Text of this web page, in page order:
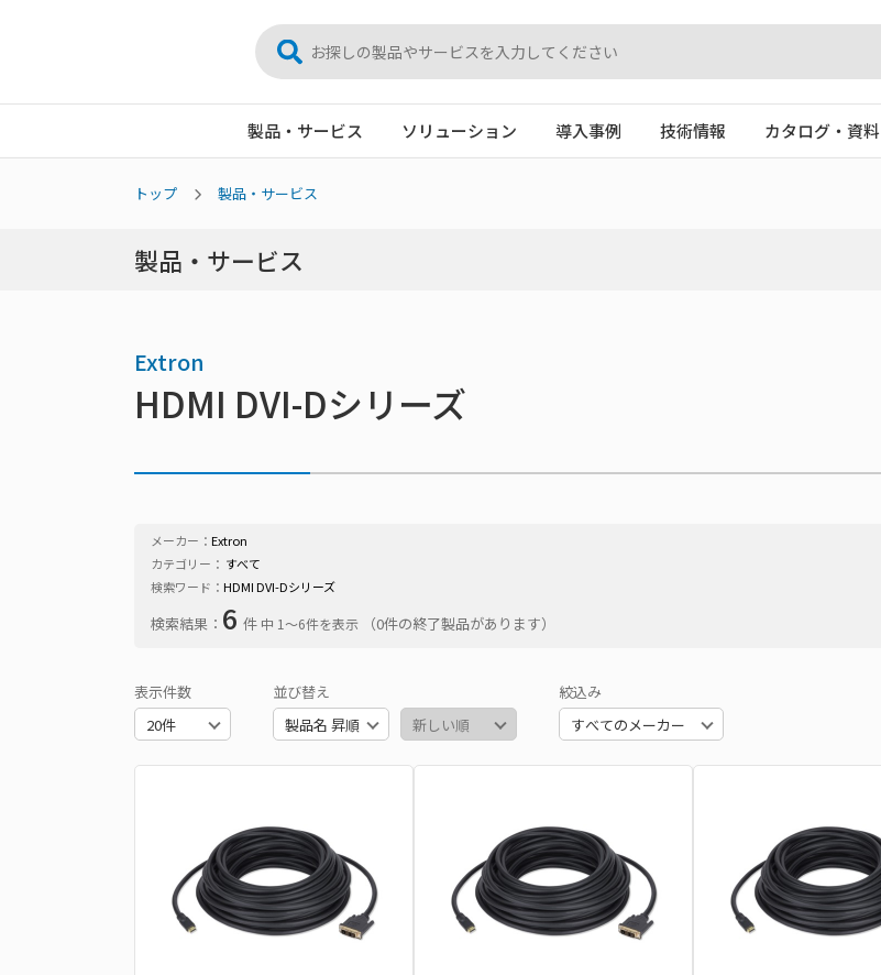
製品・サービス ソリューション 導入事例 技術情報 カタログ・資料
トップ 製品・サービス
製品・サービス
Extron
HDMI DVI-Dシリーズ
メーカー： Extron
カテゴリー： すべて
検索ワード： HDMI DVI-Dシリーズ
検索結果： 6 件 中 1〜6件を表示 （0件の終了製品があります）
表示件数 並び替え
絞込み